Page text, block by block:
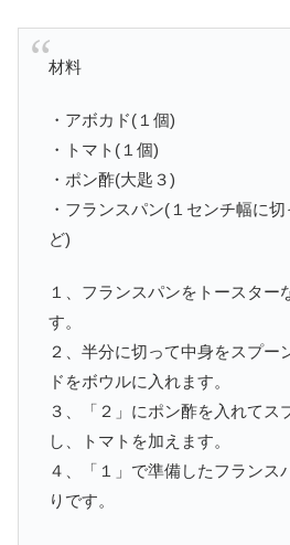
材料
・アボカド(１個)
・トマト(１個)
・ポン酢(大匙３)
・フランスパン(１センチ幅に
ど)
１、フランスパンをトースター
す。
２、半分に切って中身をスプー
ドをボウルに入れます。
３、「２」にポン酢を入れてス
し、トマトを加えます。
４、「１」で準備したフランス
りです。